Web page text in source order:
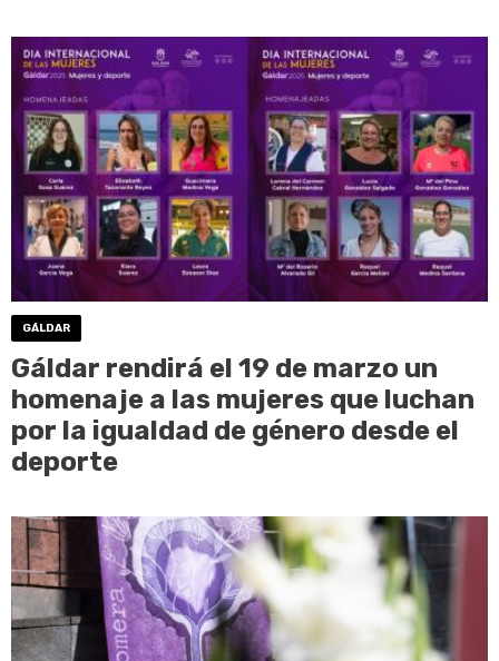
GÁLDAR
Gáldar rendirá el 19 de marzo un
homenaje a las mujeres que luchan
por la igualdad de género desde el
deporte